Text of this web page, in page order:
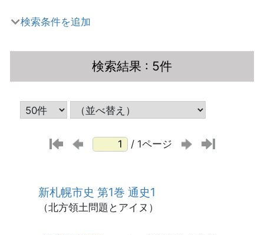
検索条件を追加
検索結果 : 5件
/ 1ページ
新札幌市史 第1巻 通史1
（北方領土問題とアイヌ）